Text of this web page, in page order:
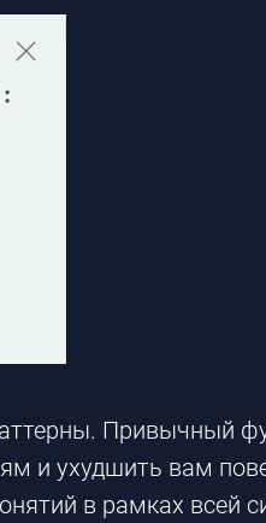
Привычный
и ухудшить вам
в рамках всей